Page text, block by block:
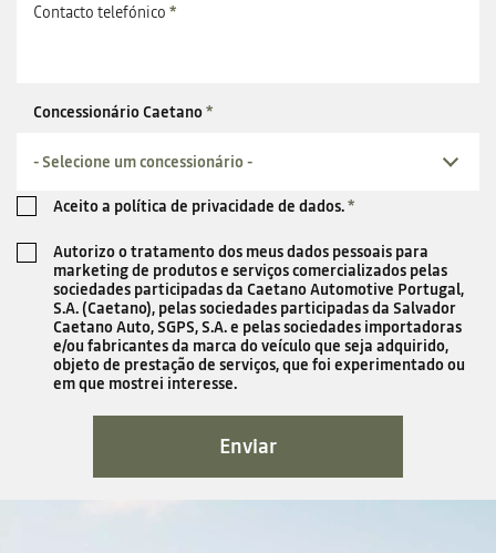
Contacto telefónico *
Concessionário Caetano*
- Selecione um concessionário -
Aceito a política de privacidade de dados.*
Autorizo o tratamento dos meus dados pessoais para
marketing de produtos e serviços comercializados pelas
sociedades participadas da Caetano Automotive Portugal,
S.A. (Caetano), pelas sociedades participadas da Salvador
Caetano Auto, SGPS, S.A. e pelas sociedades importadoras
e/ou fabricantes da marca do veículo que seja adquirido,
objeto de prestação de serviços, que foi experimentado ou
em que mostrei interesse.